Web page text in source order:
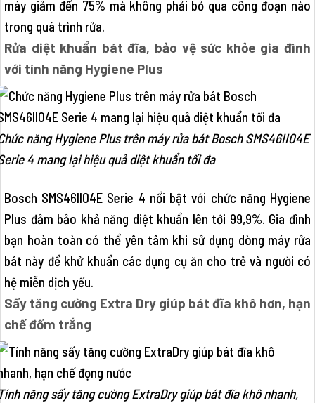
máy giảm đến 75% mà không phải bỏ qua công đoạn nào
trong quá trình rửa.
Rửa diệt khuẩn bát đĩa, bảo vệ sức khỏe gia đình
với tính năng Hygiene Plus
năng Hygiene Plus trên máy rửa bát Bosch SMS46II04E
4 mang lại hiệu quả diệt khuẩn tối đa
Bosch SMS46II04E Serie 4 nổi bật với chức năng Hygiene
Plus đảm bảo khả năng diệt khuẩn lên tới 99,9%. Gia đình
bạn hoàn toàn có thể yên tâm khi sử dụng dòng máy rửa
bát này để khử khuẩn các dụng cụ ăn cho trẻ và người có
hệ miễn dịch yếu.
Sấy tăng cường Extra Dry giúp bát đĩa khô hơn, hạn
chế đốm trắng
năng sấy tăng cường ExtraDry giúp bát đĩa khô nhanh,